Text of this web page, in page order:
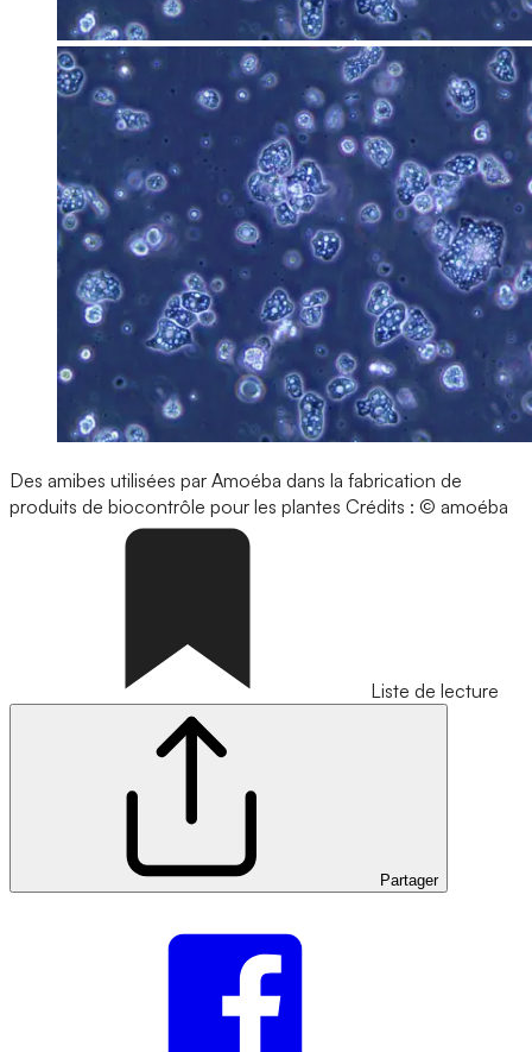
Des amibes utilisées par Amoéba dans la fabrication de
produits de biocontrôle pour les plantes Crédits : © amoéba
Liste de lecture
Partager